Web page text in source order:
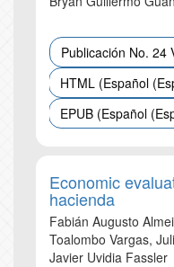
Publicación No. 24
HTML (Español
EPUB (Español
Economic
hacienda
Fabián Augusto
Toalombo Vargas,
Javier Uvidia Fassler